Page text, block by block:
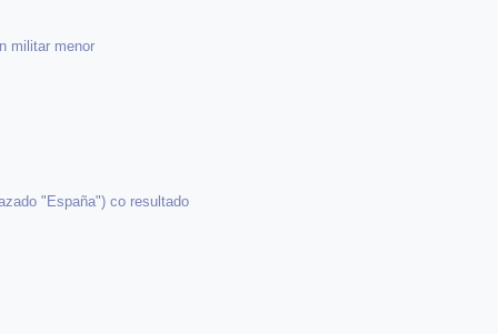
militar menor
"España") co resultado